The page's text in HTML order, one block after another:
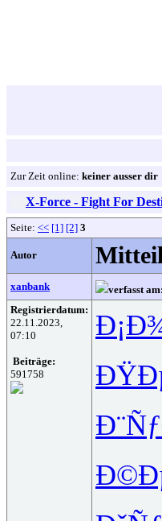
Zur Zeit online: keiner ausser dir
X-Force - Fight For
Seite: << [1] [2] 3
Autor
xanbank verfasst am:
Registrierdatum:
22.11.2023,
07:10
Beiträge:
591758